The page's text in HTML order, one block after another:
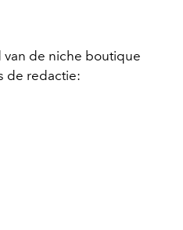
de niche boutique
de redactie: